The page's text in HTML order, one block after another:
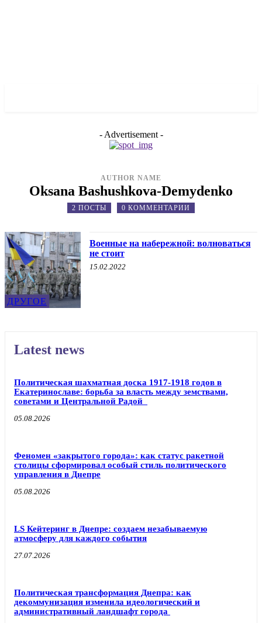
- Advertisement -
AUTHOR NAME
Oksana Bashushkova-Demydenko
2 ПОСТЫ 0 КОММЕНТАРИИ
ДРУГОЕ
Военные на набережной: волноваться
не стоит
15.02.2022
Latest news
Политическая шахматная доска 1917-1918 годов в
Екатеринославе: борьба за власть между земствами,
советами и Центральной Радой
05.08.2026
Феномен «закрытого города»: как статус ракетной
столицы сформировал особый стиль политического
управления в Днепре
05.08.2026
LS Кейтеринг в Днепре: создаем незабываемую
атмосферу для каждого события
27.07.2026
Политическая трансформация Днепра: как
декоммунизация изменила идеологический и
административный ландшафт города